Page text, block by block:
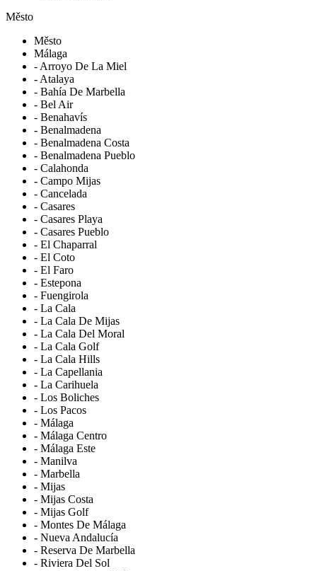
Město
Město
Málaga
- Arroyo De La Miel
- Atalaya
- Bahía De Marbella
- Bel Air
- Benahavís
- Benalmadena
- Benalmadena Costa
- Benalmadena Pueblo
- Calahonda
- Campo Mijas
- Cancelada
- Casares
- Casares Playa
- Casares Pueblo
- El Chaparral
- El Coto
- El Faro
- Estepona
- Fuengirola
- La Cala
- La Cala De Mijas
- La Cala Del Moral
- La Cala Golf
- La Cala Hills
- La Capellania
- La Carihuela
- Los Boliches
- Los Pacos
- Málaga
- Málaga Centro
- Málaga Este
- Manilva
- Marbella
- Mijas
- Mijas Costa
- Mijas Golf
- Montes De Málaga
- Nueva Andalucía
- Reserva De Marbella
- Riviera Del Sol